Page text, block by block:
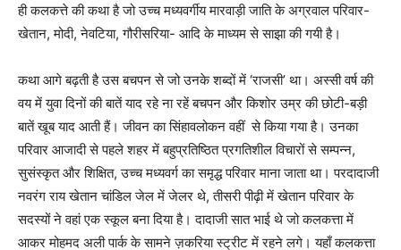
ही कलकत्ते की कथा है जो उच्च मध्यवर्गीय मारवाड़ी जाति के अग्रवाल परिवार-
खेतान, मोदी, नेवटिया, गौरीसरिया- आदि के माध्यम से साझा की गयी है।
कथा आगे बढ़ती है उस बचपन से जो उनके शब्दों में ‘राजसी’ था। अस्सी वर्ष की
वय में युवा दिनों की बातें याद रहे ना रहें बचपन और किशोर उम्र की छोटी-बड़ी
बातें खूब याद आती हैं। जीवन का सिंहावलोकन वहीं से किया गया है। उनका
परिवार आजादी से पहले शहर में बहुप्रतिष्ठित प्रगतिशील विचारों से सम्पन्न,
सुसंस्कृत और शिक्षित, उच्च मध्यवर्ग का समृद्ध परिवार माना जाता था। परदादाजी
नवरंग राय खेतान चांडिल जेल में जेलर थे, तीसरी पीढ़ी में खेतान परिवार के
सदस्यों ने वहां एक स्कूल बना दिया है। दादाजी सात भाई थे जो कलकत्ता में
आकर मोहमद अली पार्क के सामने ज़करिया स्ट्रीट में रहने लगे। यहाँ कलकत्ता